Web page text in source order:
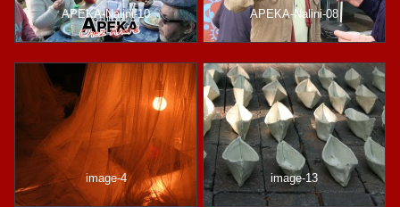
APEKA-Nalini-10 APEKA-Nalini-08
image-4 image-13